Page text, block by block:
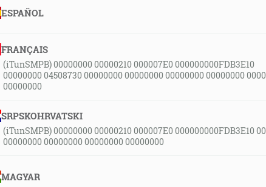
ESPAÑOL
FRANÇAIS
(iTunSMPB) 00000000 00000210 000007E0 000000000FDB3E10
00000000 04508730 00000000 00000000 00000000 00000000
00000000
SRPSKOHRVATSKI
(iTunSMPB) 00000000 00000210 000007E0 000000000FDB3E10
00000000 00000000 00000000 00000000
MAGYAR